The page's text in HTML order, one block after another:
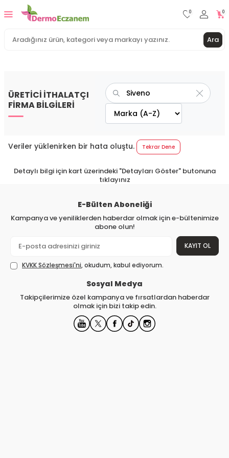
Ara
0 0
ÜRETİCİ İTHALATÇI
FİRMA BİLGİLERİ
Veriler yüklenirken bir hata oluştu. Tekrar Dene
Detaylı bilgi için kart üzerindeki "Detayları Göster" butonuna
tıklayınız
E-Bülten Aboneliği
Kampanya ve yeniliklerden haberdar olmak için e-bültenimize
abone olun!
KAYIT OL
KVKK Sözleşmesi'ni, okudum, kabul ediyorum.
Sosyal Medya
Takipçilerimize özel kampanya ve fırsatlardan haberdar
olmak için bizi takip edin.